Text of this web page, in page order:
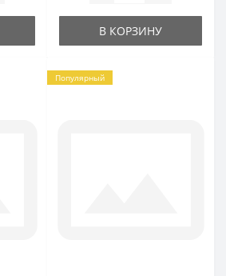
В КОРЗИНУ
Популярный